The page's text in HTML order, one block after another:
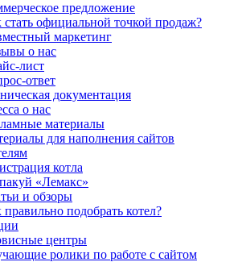
предложение
стать официальной точкой продаж?
маркетинг
о нас
лист
ответ
документация
о нас
материалы
для наполнения сайтов
котла
«Лемакс»
и обзоры
правильно подобрать котел?
центры
ролики по работе с сайтом